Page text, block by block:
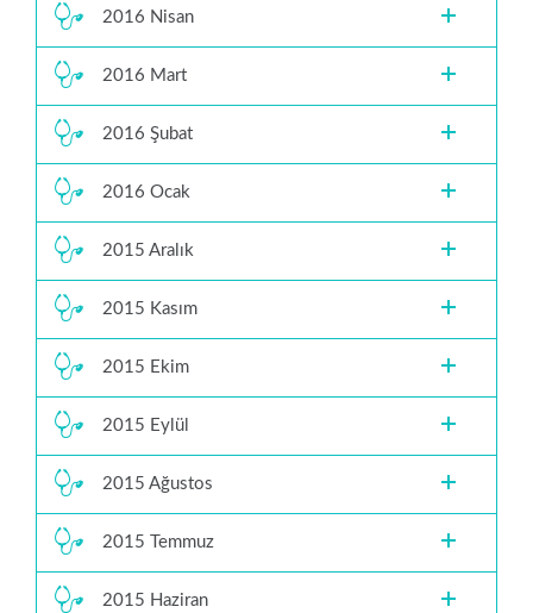
2016 Nisan
2016 Mart
2016 Şubat
2016 Ocak
2015 Aralık
2015 Kasım
2015 Ekim
2015 Eylül
2015 Ağustos
2015 Temmuz
2015 Haziran